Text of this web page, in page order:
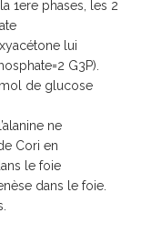
1ere phases, les 2
lui
G3P).
mol de glucose
ne
Cori en
le foie
dans le foie.